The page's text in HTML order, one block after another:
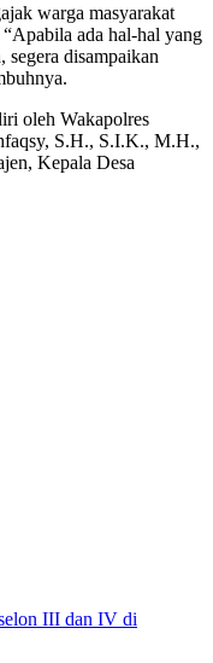
warga masyarakat
ada hal-hal yang
disampaikan
oleh Wakapolres
S.H., S.I.K., M.H.,
Kepala Desa
III dan IV di